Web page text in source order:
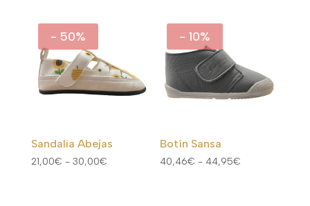
- 50%
Sandalia Abejas
21,00€ - 30,00€Rango
- 10%
Botín Sansa
40,46€ - 44,95€